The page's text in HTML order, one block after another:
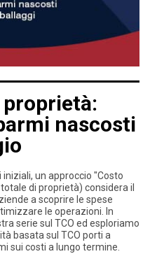
nascosti
iniziali, un approccio "Costo
di proprietà) considera il
a scoprire le spese
le operazioni. In
serie sul TCO ed esploriamo
basata sul TCO porti a
sui costi a lungo termine.